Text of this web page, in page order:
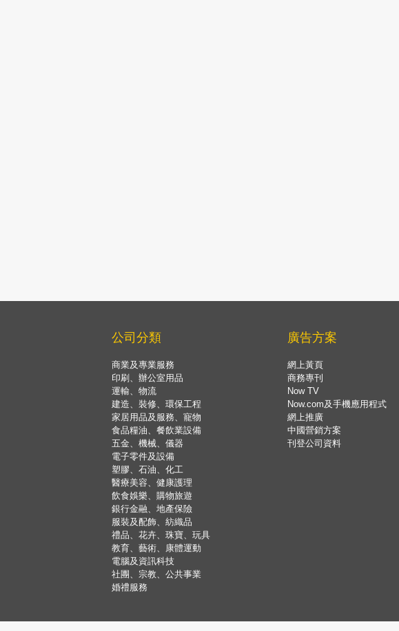
公司分類
商業及專業服務
印刷、辦公室用品
運輸、物流
建造、裝修、環保工程
家居用品及服務、寵物
食品糧油、餐飲業設備
五金、機械、儀器
電子零件及設備
塑膠、石油、化工
醫療美容、健康護理
飲食娛樂、購物旅遊
銀行金融、地產保險
服裝及配飾、紡織品
禮品、花卉、珠寶、玩具
教育、藝術、康體運動
電腦及資訊科技
社團、宗教、公共事業
婚禮服務
廣告方案
網上黃頁
商務專刊
Now TV
Now.com及手機應用程式
網上推廣
中國營銷方案
刊登公司資料